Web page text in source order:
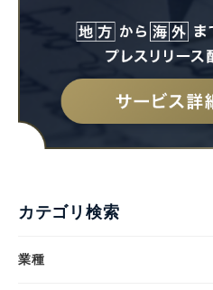
カテゴリ検索
業種